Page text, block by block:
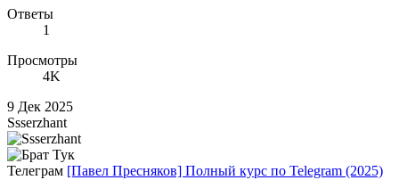
Ответы
1
Просмотры
4K
9 Дек 2025
Ssserzhant
Телеграм [Павел Пресняков] Полный курс по Telegram (2025)